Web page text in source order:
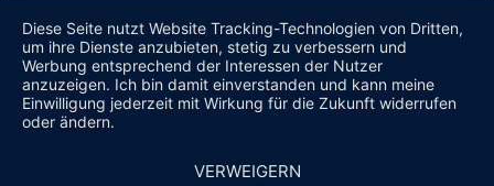
Diese Seite nutzt Website Tracking-Technologien von Dritten,
um ihre Dienste anzubieten, stetig zu verbessern und
Werbung entsprechend der Interessen der Nutzer
anzuzeigen. Ich bin damit einverstanden und kann meine
Einwilligung jederzeit mit Wirkung für die Zukunft widerrufen
oder ändern.
VERWEIGERN